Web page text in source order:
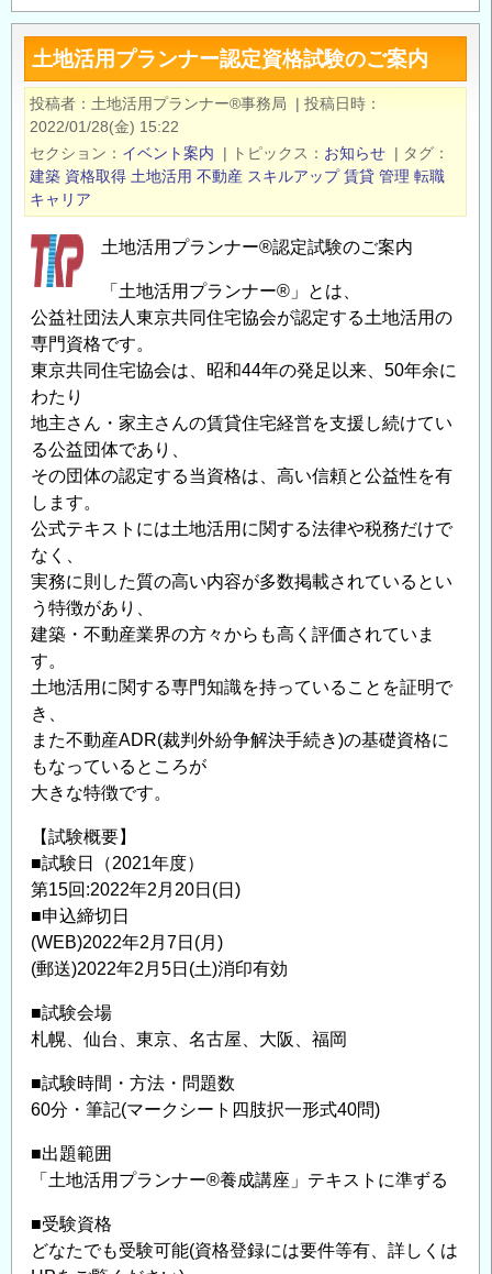
地
活
用
プ
ラ
ン
ナ
ー
定
資
格
試
験
の
ご
案
内
の
土地活用プランナー認定資格試験のご案内
投稿者 土地活用プランナー®事務局 | 投稿日時
2022/01/28(金) 15:22
セクション
イベント案内 | トピックス お知らせ | タグ
建築 資格取得 土地活用 不動産 スキルアップ 賃貸 管理 転職
キャリア
土地活用プランナー®認定試験のご案内
「土地活用プランナー®」とは、
公益社団法人東京共同住宅協会が認定する土地活用の
専門資格です。
東京共同住宅協会は、昭和44年の発足以来、50年余に
わたり
地主さん・家主さんの賃貸住宅経営を支援し続けてい
る公益団体であり、
その団体の認定する当資格は、高い信頼と公益性を有
します。
公式テキストには土地活用に関する法律や税務だけで
なく、
実務に則した質の高い内容が多数掲載されているとい
う特徴があり、
建築・不動産業界の方々からも高く評価されていま
す。
土地活用に関する専門知識を持っていることを証明で
き、
また不動産ADR(裁判外紛争解決手続き)の基礎資格に
もなっているところが
大きな特徴です。
【試験概要】
■試験日（2021年度）
第15回:2022年2月20日(日)
■申込締切日
(WEB)2022年2月7日(月)
(郵送)2022年2月5日(土)消印有効
■試験会場
札幌、仙台、東京、名古屋、大阪、福岡
■試験時間・方法・問題数
60分・筆記(マークシート四肢択一形式40問)
■出題範囲
「土地活用プランナー®養成講座」テキストに準ずる
■受験資格
どなたでも受験可能(資格登録には要件等有、詳しくは